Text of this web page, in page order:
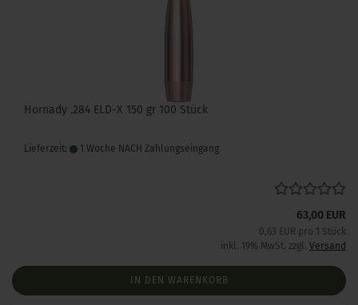
Hornady .284 ELD-X 150 gr 100 Stück
Lieferzeit: 1 Woche NACH Zahlungseingang
63,00 EUR
0,63 EUR pro 1 Stück
inkl. 19% MwSt. zzgl. Versand
IN DEN WARENKORB